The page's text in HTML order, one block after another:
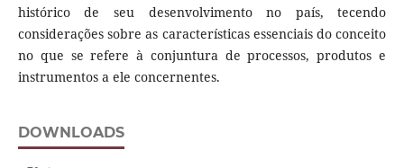
histórico de seu desenvolvimento no país, tecendo
considerações sobre as características essenciais do conceito
no que se refere à conjuntura de processos, produtos e
instrumentos a ele concernentes.
DOWNLOADS